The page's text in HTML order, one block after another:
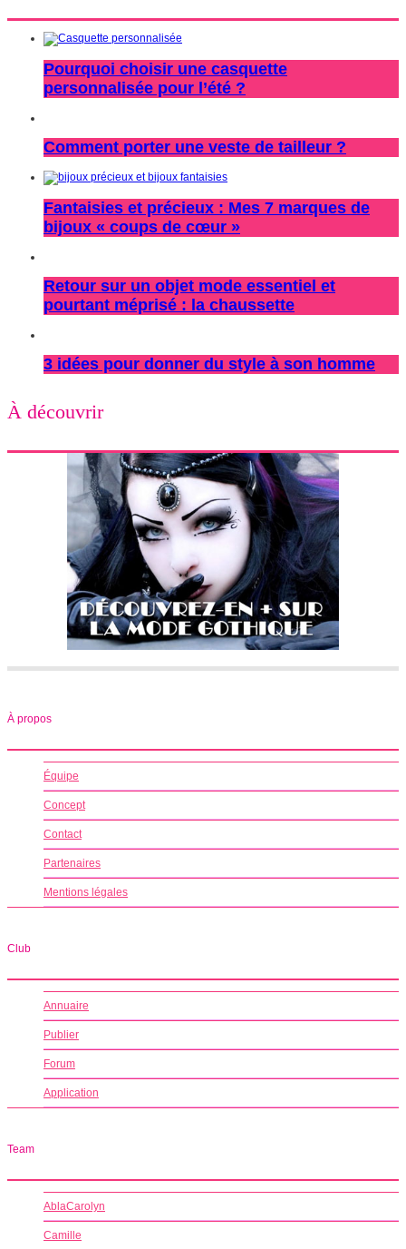
Pourquoi choisir une casquette
personnalisée pour l’été ?
Comment porter une veste de tailleur ?
Fantaisies et précieux : Mes 7 marques de
bijoux « coups de cœur »
Retour sur un objet mode essentiel et
pourtant méprisé : la chaussette
3 idées pour donner du style à son homme
À découvrir
À propos
Équipe
Concept
Contact
Partenaires
Mentions légales
Club
Annuaire
Publier
Forum
Application
Team
AblaCarolyn
Camille